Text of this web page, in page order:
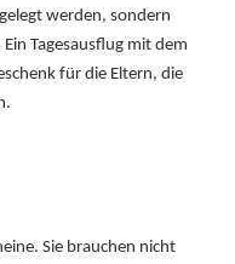
werden, sondern
Tagesausflug mit dem
für die Eltern, die
Sie brauchen nicht